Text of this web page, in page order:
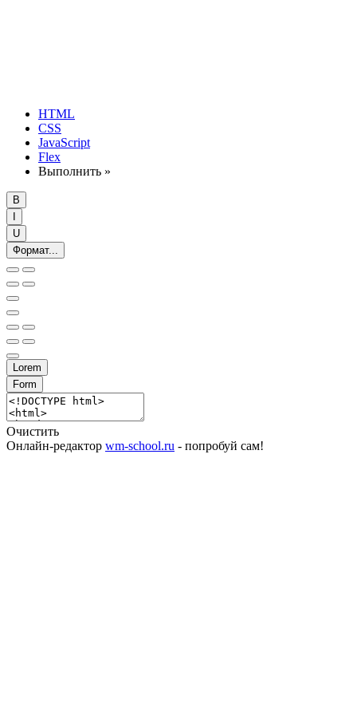
HTML
CSS
JavaScript
Flex
Выполнить »
B
U
Формат...
Lorem
Form
Очистить
Онлайн-редактор wm-school.ru - попробуй сам!